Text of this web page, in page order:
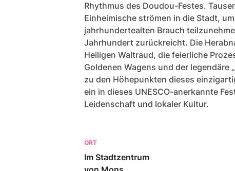
Rhythmus des Doudou-Festes.
Einheimische strömen in die Stadt,
jahrhundertealten Brauch
Jahrhundert zurückreicht. Die
Heiligen Waltraud, die feierliche
Goldenen Wagens und der legendäre
zu den Höhepunkten dieses
ein in dieses UNESCO-anerkannte
Leidenschaft und lokaler Kultur.
ORT
Im Stadtzentrum